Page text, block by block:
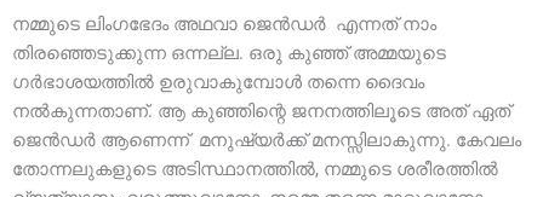
നമ്മുടെ ലിംഗഭേദം അഥവാ ജെൻഡർ എന്നത് നാം
തിരഞ്ഞെടുക്കുന്ന ഒന്നല്ല. ഒരു കുഞ്ഞ് അമ്മയുടെ
ഗർഭാശയത്തിൽ ഉരുവാകുമ്പോൾ തന്നെ ദൈവം
നൽകുന്നതാണ്. ആ കുഞ്ഞിന്റെ ജനനത്തിലൂടെ അത് ഏത്
ജെൻഡർ ആണെന്ന് മനുഷ്യർക്ക് മനസ്സിലാകുന്നു. കേവലം
തോന്നലുകളുടെ അടിസ്ഥാനത്തിൽ, നമ്മുടെ ശരീരത്തിൽ